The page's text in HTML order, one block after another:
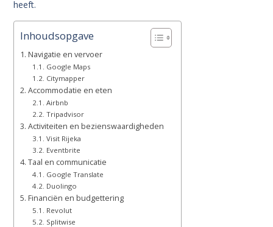
heeft.
Inhoudsopgave
Navigatie en vervoer
Google Maps
Citymapper
Accommodatie en eten
Airbnb
Tripadvisor
Activiteiten en bezienswaardigheden
Visit Rijeka
Eventbrite
Taal en communicatie
Google Translate
Duolingo
Financiën en budgettering
Revolut
Splitwise